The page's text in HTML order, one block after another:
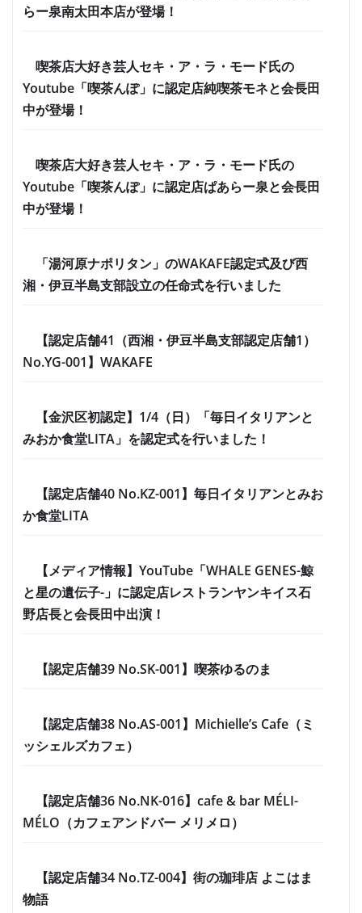
らー泉南太田本店が登場！
喫茶店大好き芸人セキ・ア・ラ・モード氏の
Youtube「喫茶んぽ」に認定店純喫茶モネと会長田
中が登場！
喫茶店大好き芸人セキ・ア・ラ・モード氏の
Youtube「喫茶んぽ」に認定店ぱあらー泉と会長田
中が登場！
「湯河原ナポリタン」のWAKAFE認定式及び西
湘・伊豆半島支部設立の任命式を行いました
【認定店舗41（西湘・伊豆半島支部認定店舗1）
No.YG-001】WAKAFE
【金沢区初認定】1/4（日）「毎日イタリアンと
みおか食堂LITA」を認定式を行いました！
【認定店舗40 No.KZ-001】毎日イタリアンとみお
か食堂LITA
【メディア情報】YouTube「WHALE GENES-鯨
と星の遺伝子-」に認定店レストランヤンキイス石
野店長と会長田中出演！
【認定店舗39 No.SK-001】喫茶ゆるのま
【認定店舗38 No.AS-001】Michielle’s Cafe（ミ
ッシェルズカフェ）
【認定店舗36 No.NK-016】cafe & bar MÉLI-
MÉLO（カフェアンドバー メリメロ）
【認定店舗34 No.TZ-004】街の珈琲店 よこはま
物語